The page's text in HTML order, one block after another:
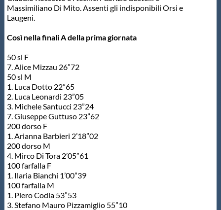
Formazione
Scuole Nuoto
Propaganda
Centri Federali
Area Legislativa
Protezione Civile
Massimiliano Di Mito. Assenti gli indisponibili Orsi e
Laugeni.
Così nella finali A della prima giornata
50 sl F
7. Alice Mizzau 26”72
50 sl M
1. Luca Dotto 22”65
2. Luca Leonardi 23”05
3. Michele Santucci 23”24
7. Giuseppe Guttuso 23”62
200 dorso F
1. Arianna Barbieri 2’18”02
200 dorso M
4. Mirco Di Tora 2’05”61
100 farfalla F
1. Ilaria Bianchi 1’00”39
100 farfalla M
1. Piero Codia 53”53
3. Stefano Mauro Pizzamiglio 55”10